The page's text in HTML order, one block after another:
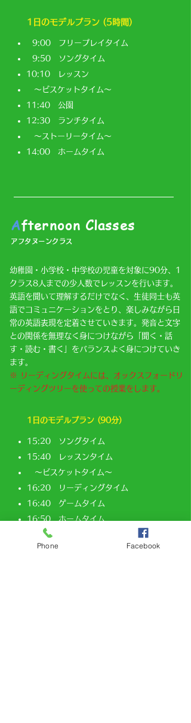
​1日のモデルプラン (5時間)
9:00 フリープレイタイム
9:50 ソングタイム
10:10 レッスン
〜ビスケットタイム〜
11:40 公園
12:30 ランチタイム
〜ストーリータイム〜
14:00 ホームタイム
Afternoon Classes
アフタヌーンクラス
幼稚園・小学校・中学校の児童を対象に90分、1
クラス8人までの少人数でレッスンを行います。
英語を聞いて理解するだけでなく、生徒同士も英
語でコミュニケーションをとり、楽しみながら日
常の英語表現を定着させていきます。発音と文字
との関係を無理なく身につけながら「聞く・話
す・読む・書く」をバランスよく身につけていき
ます。
※ リーディングタイムには、​オックスフォードリ
ーディングツリーを使っての授業をします。
​1日のモデルプラン (90分)
15:20 ソングタイム
15:40 レッスンタイム
〜ビスケットタイム〜
16:20 リーディングタイム
16:40 ゲームタイム
16:50 ホームタイム
Phone Facebook